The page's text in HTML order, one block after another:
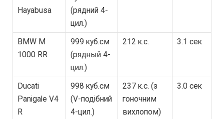
Hayabusa
(рядний 4-
цил.)
BMW M
1000 RR
999 куб.см
(рядный 4-
цил.)
212 к.с. 3.1 сек
Ducati
Panigale V4
R
998 куб.см
(V-подібний
4-цил.)
237 к.с. (з
гоночним
вихлопом)
3.0 сек